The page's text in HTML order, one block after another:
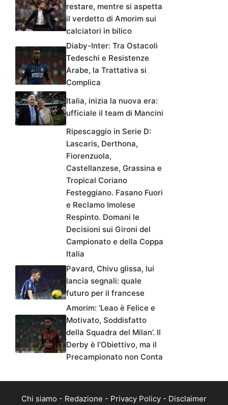
restare, mentre si aspetta
il verdetto di Amorim sui
calciatori in bilico
Diaby-Inter: Tra Ostacoli
Tedeschi e Resistenze
Arabe, la Trattativa si
Complica
Italia, inizia la nuova era:
ufficiale il team di Mancini
Ripescaggio in Serie D:
Lascaris, Derthona,
Fiorenzuola,
Castellanzese, Grassina e
Tropical Coriano
Festeggiano. Fasano Fuori
e Reclamo Imolese
Respinto. Domani le
Decisioni sui Gironi del
Campionato e della Coppa
Italia
Pavard, Chivu glissa, lui
lancia segnali: quale
futuro per il francese
Amorim: ‘Leao è Felice e
Motivato, Soddisfatto
della Squadra del Milan’. Il
Derby è l’Obiettivo, ma il
Precampionato non Conta
Chi siamo - Redazione - Privacy Policy - Disclaimer